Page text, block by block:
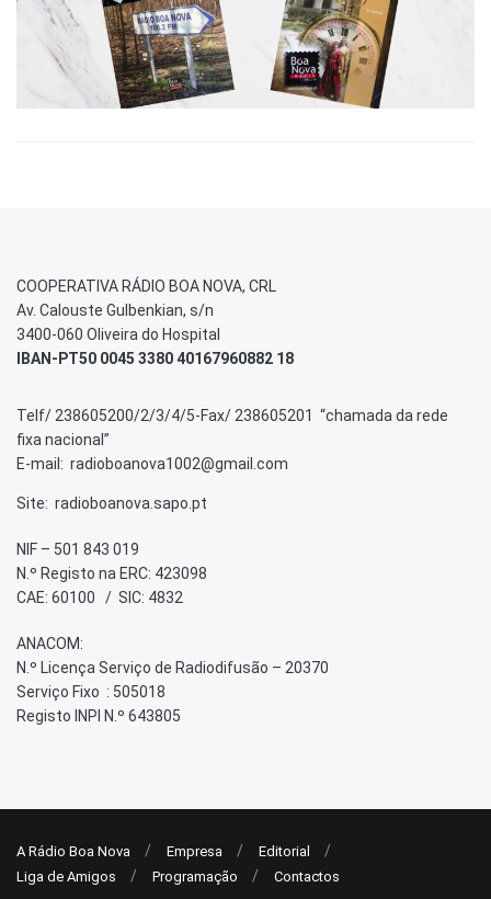
COOPERATIVA RÁDIO BOA NOVA, CRL
Av. Calouste Gulbenkian, s/n
3400-060 Oliveira do Hospital
IBAN-PT50 0045 3380 40167960882 18
Telf/ 238605200/2/3/4/5-Fax/ 238605201 “chamada da rede
fixa nacional”
E-mail: radioboanova1002@gmail.com
Site: radioboanova.sapo.pt
NIF – 501 843 019
N.º Registo na ERC: 423098
CAE: 60100 / SIC: 4832
ANACOM:
N.º Licença Serviço de Radiodifusão – 20370
Serviço Fixo : 505018
Registo INPI N.º 643805
A Rádio Boa Nova Empresa
Editorial
Liga de Amigos
Programação Contactos